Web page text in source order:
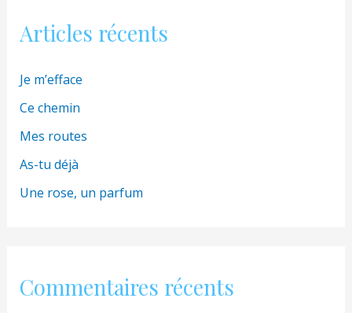
Articles récents
Je m’efface
Ce chemin
Mes routes
As-tu déjà
Une rose, un parfum
Commentaires récents